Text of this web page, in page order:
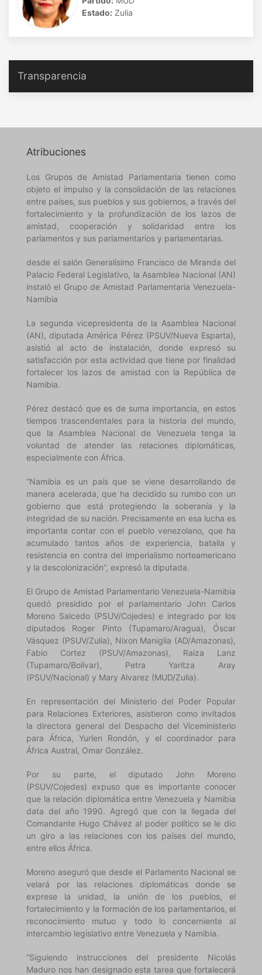
Estado: Zulia
Transparencia
Atribuciones
Los Grupos de Amistad Parlamentaria tienen como
objeto el impulso y la consolidación de las relaciones
entre países, sus pueblos y sus gobiernos, a través del
fortalecimiento y la profundización de los lazos de
amistad, cooperación y solidaridad entre los
parlamentos y sus parlamentarios y parlamentarias.
desde el salón Generalísimo Francisco de Miranda del
Palacio Federal Legislativo, la Asamblea Nacional (AN)
instaló el Grupo de Amistad Parlamentaria Venezuela-
Namibia
La segunda vicepresidenta de la Asamblea Nacional
(AN), diputada América Pérez (PSUV/Nueva Esparta),
asistió al acto de instalación, donde expresó su
satisfacción por esta actividad que tiene por finalidad
fortalecer los lazos de amistad con la República de
Namibia.
Pérez destacó que es de suma importancia, en estos
tiempos trascendentales para la historia del mundo,
que la Asamblea Nacional de Venezuela tenga la
voluntad de atender las relaciones diplomáticas,
especialmente con África.
“Namibia es un país que se viene desarrollando de
manera acelerada, que ha decidido su rumbo con un
gobierno que está protegiendo la soberanía y la
integridad de su nación. Precisamente en esa lucha es
importante contar con el pueblo venezolano, que ha
acumulado tantos años de experiencia, batalla y
resistencia en contra del imperialismo norteamericano
y la descolonización”, expresó la diputada.
El Grupo de Amistad Parlamentario Venezuela-Namibia
quedó presidido por el parlamentario John Carlos
Moreno Salcedo (PSUV/Cojedes) e integrado por los
diputados Roger Pinto (Tupamaro/Aragua), Óscar
Vásquez (PSUV/Zulia), Nixon Maniglia (AD/Amazonas),
Fabio Cortez (PSUV/Amazonas), Raiza Lanz
(Tupamaro/Bolívar), Petra Yaritza Aray
(PSUV/Nacional) y Mary Alvarez (MUD/Zulia).
En representación del Ministerio del Poder Popular
para Relaciones Exteriores, asistieron como invitados
la directora general del Despacho del Viceministerio
para África, Yurlen Rondón, y el coordinador para
África Austral, Omar González.
Por su parte, el diputado John Moreno
(PSUV/Cojedes) expuso que es importante conocer
que la relación diplomática entre Venezuela y Namibia
data del año 1990. Agregó que con la llegada del
Comandante Hugo Chávez al poder político se le dio
un giro a las relaciones con los países del mundo,
entre ellos África.
Moreno aseguró que desde el Parlamento Nacional se
velará por las relaciones diplomáticas donde se
exprese la unidad, la unión de los pueblos, el
fortalecimiento y la formación de los parlamentarios, el
reconocimiento mutuo y todo lo concerniente al
intercambio legislativo entre Venezuela y Namibia.
“Siguiendo instrucciones del presidente Nicolás
Maduro nos han designado esta tarea que fortalecerá